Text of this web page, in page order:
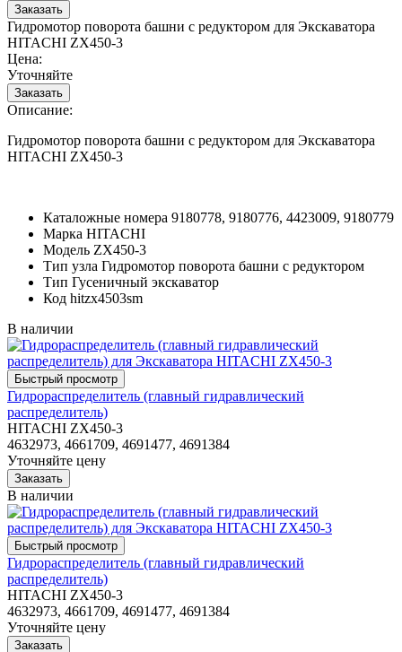
Гидромотор поворота башни с редуктором для Экскаватора
HITACHI ZX450-3
Цена:
Уточняйте
Описание:
Гидромотор поворота башни с редуктором для Экскаватора
HITACHI ZX450-3
Каталожные номера 9180778, 9180776, 4423009, 9180779
Марка HITACHI
Модель ZX450-3
Тип узла Гидромотор поворота башни с редуктором
Тип Гусеничный экскаватор
Код hitzx4503sm
В наличии
Гидрораспределитель (главный гидравлический
распределитель)
HITACHI ZX450-3
4632973, 4661709, 4691477, 4691384
Уточняйте цену
В наличии
Гидрораспределитель (главный гидравлический
распределитель)
HITACHI ZX450-3
4632973, 4661709, 4691477, 4691384
Уточняйте цену